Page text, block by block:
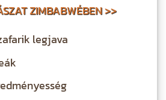
ZIMBABWÉBEN >>
legjava